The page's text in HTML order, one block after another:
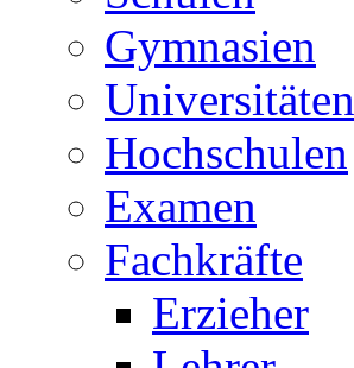
Gymnasien
Universitäten
Hochschulen
Examen
Fachkräfte
Erzieher